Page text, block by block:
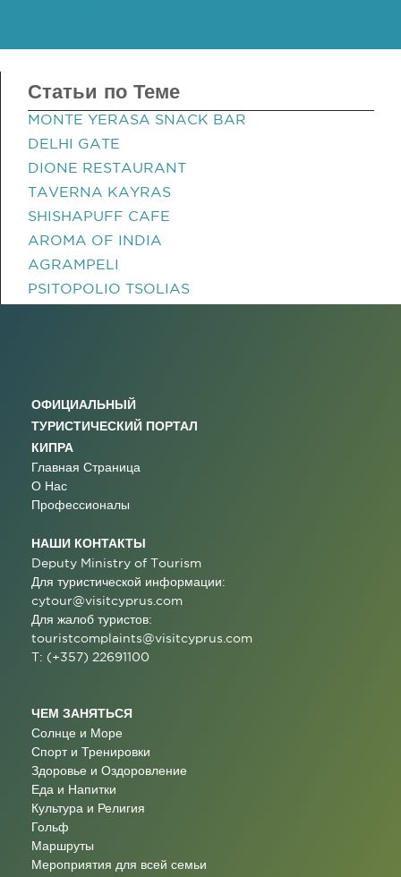
Статьи по Теме
MONTE YERASA SNACK BAR
DELHI GATE
DIONE RESTAURANT
TAVERNA KAYRAS
SHISHAPUFF CAFE
AROMA OF INDIA
AGRAMPELI
PSITOPOLIO TSOLIAS
ОФИЦИАЛЬНЫЙ
ТУРИСТИЧЕСКИЙ ПОРТАЛ
КИПРА
Главная Страница
О Нас
Профессионалы
НАШИ КОНТАКТЫ
Deputy Ministry of Tourism
Для туристической информации:
cytour@visitcyprus.com
Для жалоб туристов:
touristcomplaints@visitcyprus.com
T: (+357) 22691100
ЧЕМ ЗАНЯТЬСЯ
Солнце и Море
Спорт и Тренировки
Здоровье и Оздоровление
Еда и Напитки
Культура и Религия
Гольф
Маршруты
Мероприятия для всей семьи